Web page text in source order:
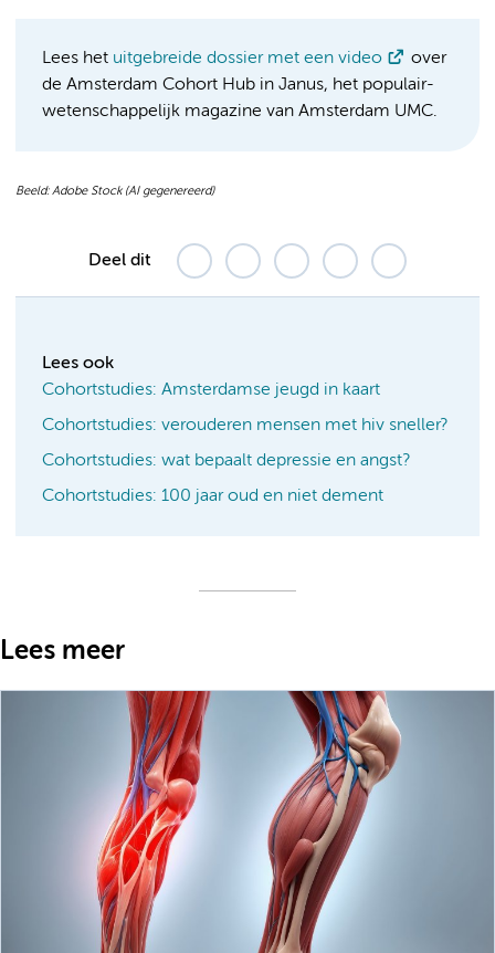
Lees het uitgebreide dossier met een video
over
de Amsterdam Cohort Hub in Janus, het populair-
wetenschappelijk magazine van Amsterdam UMC.
Beeld: Adobe Stock (AI gegenereerd)
Deel dit
Lees ook
Cohortstudies: Amsterdamse jeugd in kaart
Cohortstudies: verouderen mensen met hiv sneller?
Cohortstudies: wat bepaalt depressie en angst?
Cohortstudies: 100 jaar oud en niet dement
Lees meer